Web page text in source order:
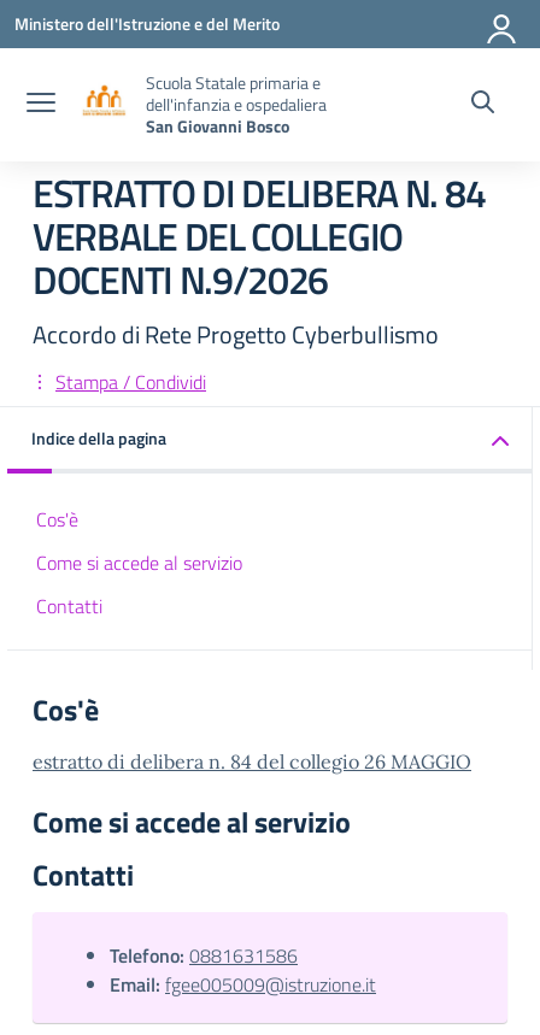
Vai ai contenuti
Vai al menu di navigazione
Vai al footer
Ministero dell'Istruzione e del Merito
Scuola Statale primaria e
dell'infanzia e ospedaliera
San Giovanni Bosco
ESTRATTO DI DELIBERA N. 84
VERBALE DEL COLLEGIO
DOCENTI N.9/2026
Accordo di Rete Progetto Cyberbullismo
Stampa / Condividi
Indice della pagina
Cos'è
Come si accede al servizio
Contatti
Cos'è
estratto di delibera n. 84 del collegio 26 MAGGIO
Come si accede al servizio
Contatti
Telefono: 0881631586
Email: fgee005009@istruzione.it